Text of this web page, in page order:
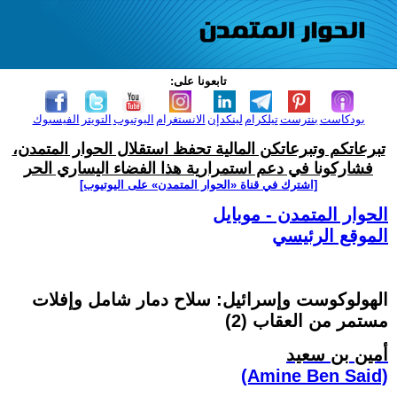
تابعونا على:
الفيسبوك التويتر اليوتيوب الانستغرام لينكدإن تيلكرامبنترست بودكاست
تبرعاتكم وتبرعاتكن المالية تحفظ استقلال الحوار المتمدن،
فشاركونا في دعم استمرارية هذا الفضاء اليساري الحر
[اشترك في قناة ‫«الحوار المتمدن» على اليوتيوب]
الحوار المتمدن - موبايل
الموقع الرئيسي
الهولوكوست وإسرائيل: سلاح دمار شامل وإفلات
مستمر من العقاب (2)
أمين بن سعيد
(Amine Ben Said)